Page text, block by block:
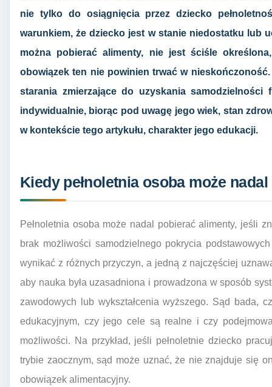
nie tylko do osiągnięcia przez dziecko
warunkiem, że dziecko jest w stanie niedostatku lub
można pobierać alimenty, nie jest ściśle
obowiązek ten nie powinien trwać w
starania zmierzające do uzyskania samodzielności
indywidualnie, biorąc pod uwagę jego wiek, stan
w kontekście tego artykułu, charakter jego edukacji.
Kiedy pełnoletnia osoba może
Pełnoletnia osoba może nadal pobierać alimenty, jeśli
brak możliwości samodzielnego pokrycia
wynikać z różnych przyczyn, a jedną z najczęściej
aby nauka była uzasadniona i prowadzona w sposób
zawodowych lub wykształcenia wyższego. Sąd bada,
edukacyjnym, czy jego cele są realne i czy
możliwości. Na przykład, jeśli pełnoletnie dziecko
trybie zaocznym, sąd może uznać, że nie znajduje się
obowiązek alimentacyjny.